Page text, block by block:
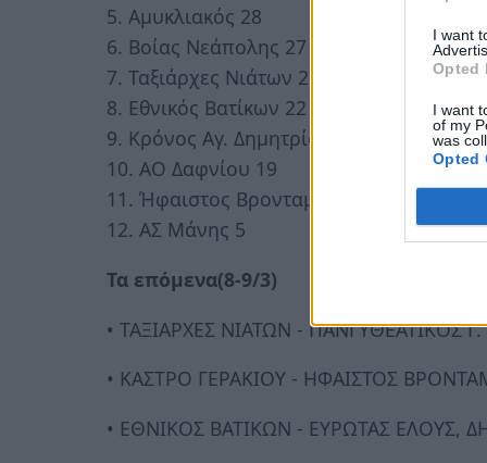
I want
Opted
I want
of my
was
Opted
5. Αμυκλιακός 28
6. Βοίας Νεάπολης 27
7. Ταξιάρχες Νιάτων 26
8. Εθνικός Βατίκων 22
9. Κρόνος Αγ. Δημητρίου 20
10. ΑΟ Δαφνίου 19
11. Ήφαιστος Βρονταμά 18
12. ΑΣ Μάνης 5
Τα επόμενα(8-9/3)
• ΤΑΞΙΑΡΧΕΣ ΝΙΑΤΩΝ - ΠΑΝΓΥΘΕΑΤΙΚΟΣ
• ΚΑΣΤΡΟ ΓΕΡΑΚΙΟΥ - ΗΦΑΙΣΤΟΣ
• ΕΘΝΙΚΟΣ ΒΑΤΙΚΩΝ - ΕΥΡΩΤΑΣ ΕΛΟΥΣ,